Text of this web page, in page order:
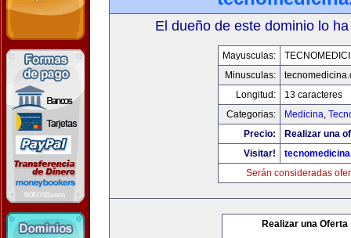
El dueño de este dominio lo
Mayusculas:
Minusculas:
Longitud:
13 caracteres
Categorias:
Medicina,
Precio:
Realizar una
Visitar!
Serán consideradas
Realizar una Oferta